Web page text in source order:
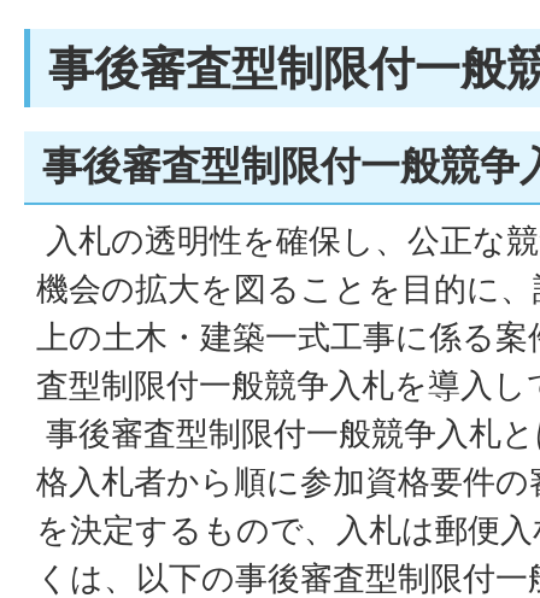
事後審査型制限付一般
事後審査型制限付一般競争
入札の透明性を確保し、公正な
機会の拡大を図ることを目的に
上の土木・建築一式工事に係る
査型制限付一般競争入札を導入
事後審査型制限付一般競争入札
格入札者から順に参加資格要件
を決定するもので、入札は郵便
くは、以下の事後審査型制限付